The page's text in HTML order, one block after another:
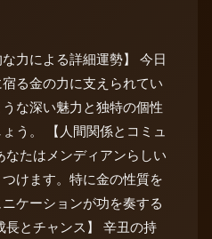
な力による詳細運勢】 今日
る金の力に支えられてい
な深い魅力と独特の個性
う。 【人間関係とコミュ
なたはメンディアンらしい
けます。特に金の性質を
ケーションが功を奏する
長とチャンス】 辛丑の持